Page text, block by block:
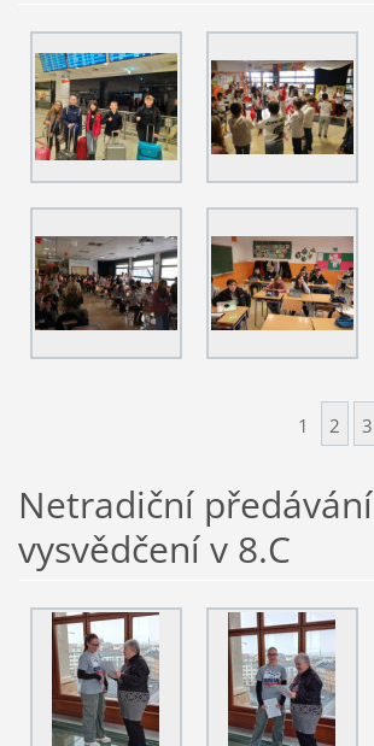
1 2 3
Netradiční předávání
vysvědčení v 8.C